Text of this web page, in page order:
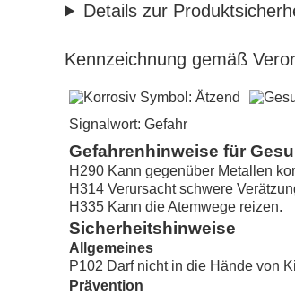
Details zur
Kennzeichnung gemäß
Signalwort: Gefahr
Gefahrenhinweise für
H290 Kann gegenüber Metallen
H314 Verursacht schwere
H335 Kann die Atemwege reizen.
Sicherheitshinweise
Allgemeines
P102 Darf nicht in die Hände von
Prävention